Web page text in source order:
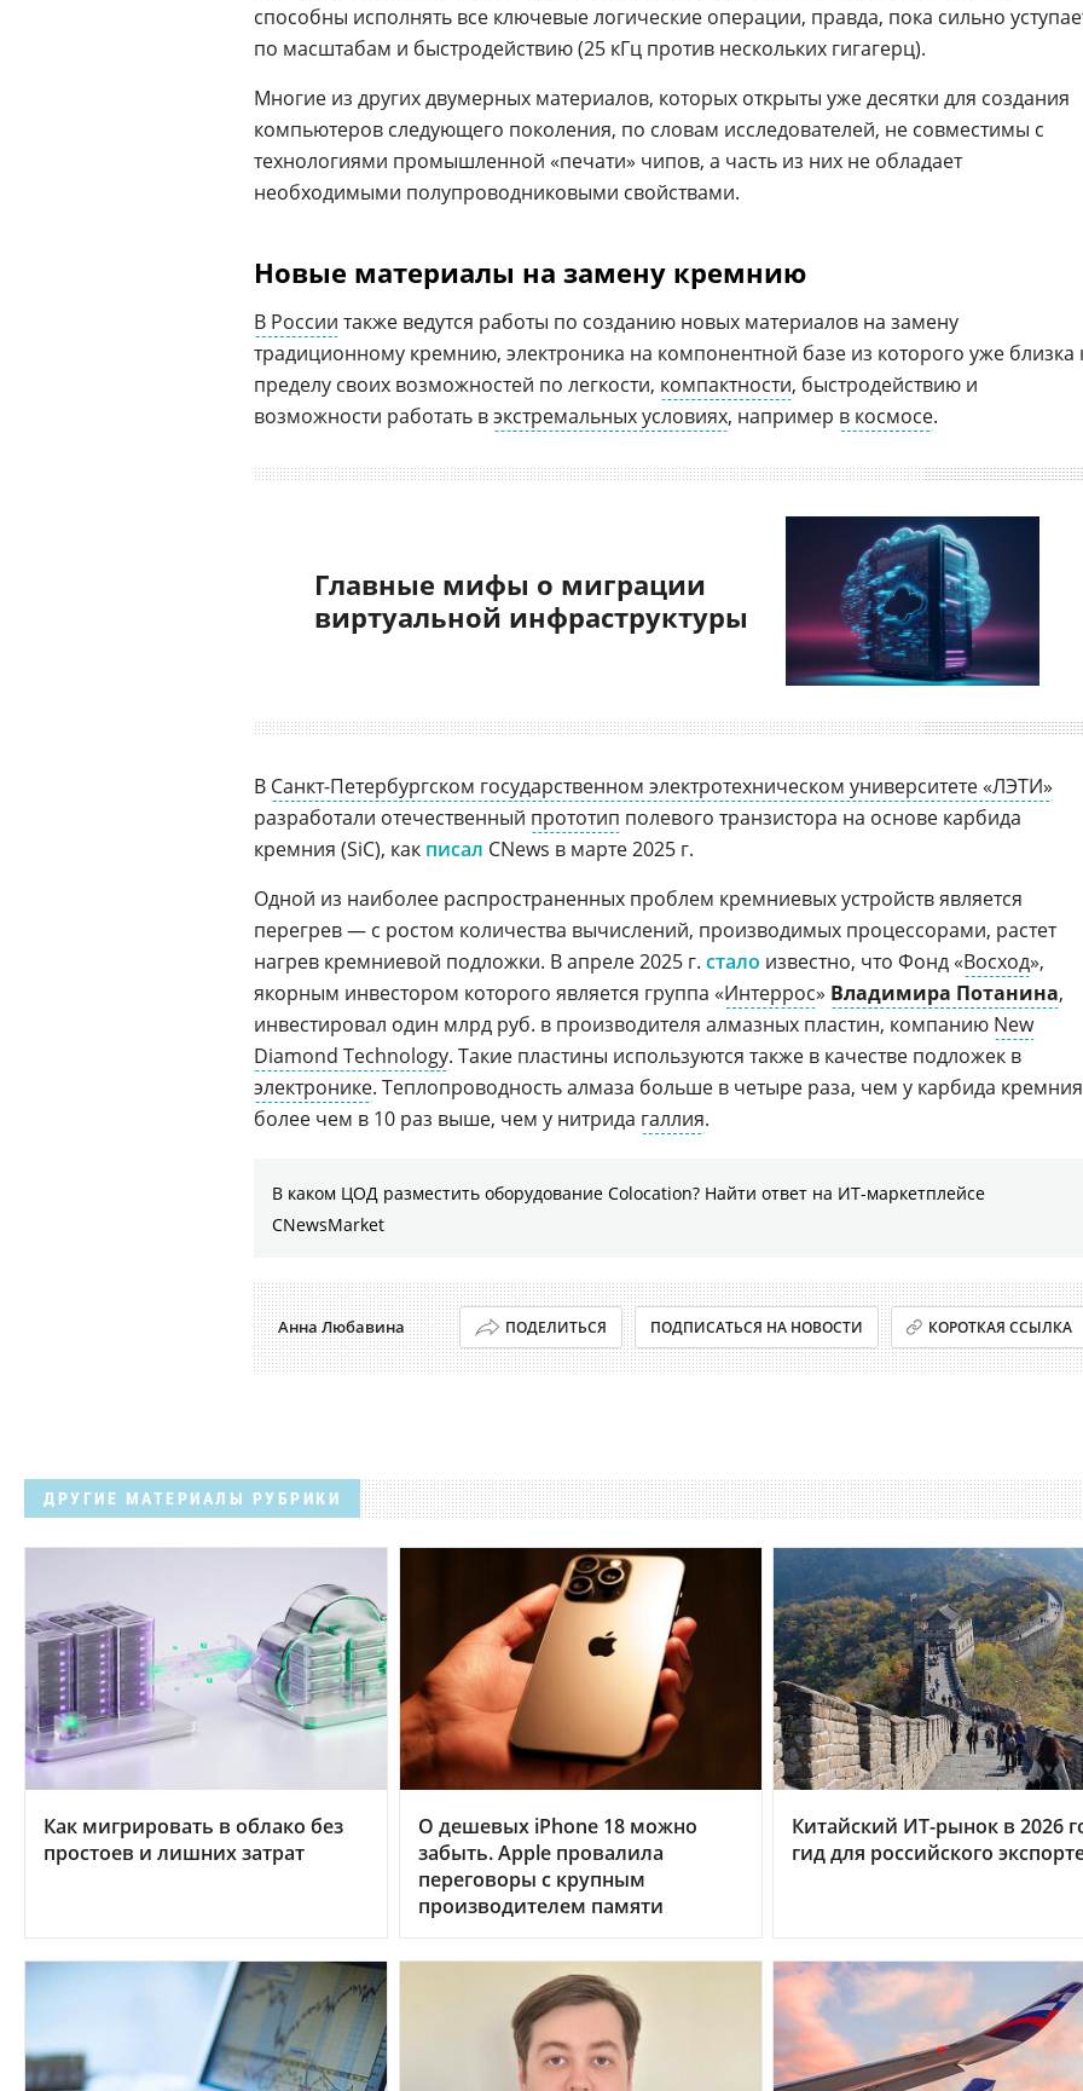
способны исполнять все ключевые логические операции, правда, пока сильно
по масштабам и быстродействию (25 кГц против нескольких гигагерц).
Многие из других двумерных материалов, которых открыты уже десятки для создания
компьютеров следующего поколения, по словам исследователей, не совместимы с
технологиями промышленной «печати» чипов, а часть из них не обладает
необходимыми полупроводниковыми свойствами.
Новые материалы на замену кремнию
В России также ведутся работы по созданию новых материалов на замену
традиционному кремнию, электроника на компонентной базе из которого уже близка
пределу своих возможностей по легкости, компактности, быстродействию и
возможности работать вэкстремальных условиях, например в космосе.
Главные мифы о миграции
виртуальной инфраструктуры
В Санкт-Петербургском государственном электротехническом университете «ЛЭТИ»
разработали отечественный прототип полевого транзистора на основе карбида
кремния (SiC), как писал CNews в марте 2025 г.
Одной из наиболее распространенных проблем кремниевых устройств является
перегрев — с ростом количества вычислений, производимых процессорами, растет
нагрев кремниевой подложки. В апреле 2025 г. стало известно, что Фонд «Восход»,
якорным инвестором которого является группа «Интеррос» Владимира Потанина,
инвестировал один млрд руб. в производителя алмазных пластин, компанию New
Diamond Technology. Такие пластины используются также в качестве подложек в
электронике. Теплопроводность алмаза больше в четыре раза, чем у карбида
более чем в 10 раз выше, чем у нитрида галлия.
В каком ЦОД разместить оборудование Colocation? Найти ответ на ИТ-маркетплейсе
CNewsMarket
Анна Любавина ПОДЕЛИТЬСЯ ПОДПИСАТЬСЯ НА НОВОСТИ КОРОТКАЯ ССЫЛКА
ДРУГИЕ МАТЕРИАЛЫ РУБРИКИ
Как мигрировать в облако без
простоев и лишних затрат
О дешевых iPhone 18 можно
забыть. Apple провалила
переговоры с крупным
производителем памяти
Китайский ИТ-рынок в 2026
гид для российского